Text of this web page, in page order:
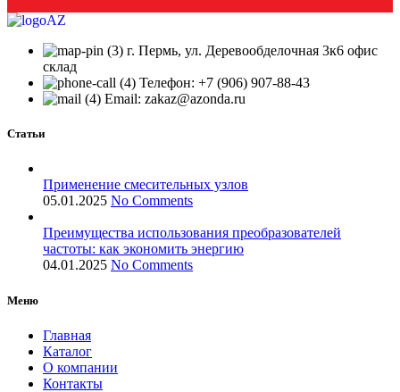
г. Пермь, ул. Деревообделочная 3к6 офис
склад
Телефон: +7 (906) 907-88-43
Email: zakaz@azonda.ru
Статьи
Применение смесительных узлов
05.01.2025 No Comments
Преимущества использования преобразователей
частоты: как экономить энергию
04.01.2025 No Comments
Меню
Главная
Каталог
О компании
Контакты